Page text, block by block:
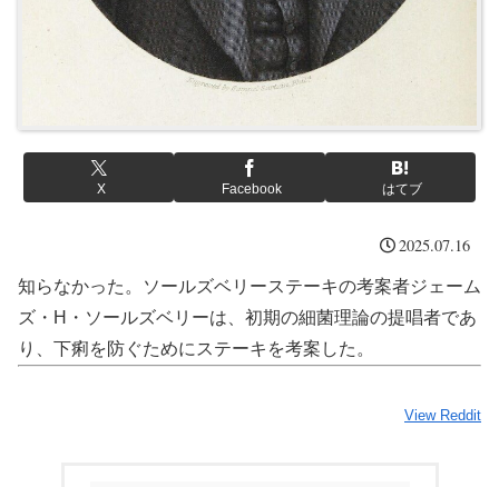
X Facebook はてブ
2025.07.16
知らなかった。ソールズベリーステーキの考案者ジェーム
ズ・H・ソールズベリーは、初期の細菌理論の提唱者であ
り、下痢を防ぐためにステーキを考案した。
View Reddit